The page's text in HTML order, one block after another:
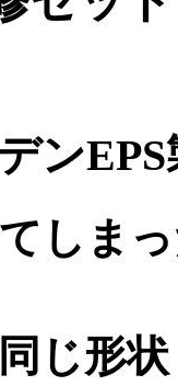
ン
しま
じ形